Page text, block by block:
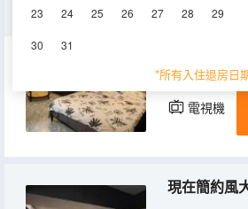
23 24 25 26 27 28 29
30 31
*所有入住退房日
時尚炫酷黑
38-45㎡
電視機
現在簡約風